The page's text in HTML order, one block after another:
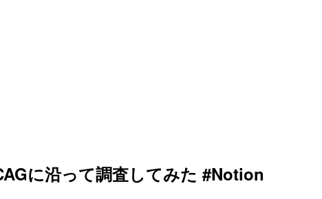
に沿って調査してみた #Notion